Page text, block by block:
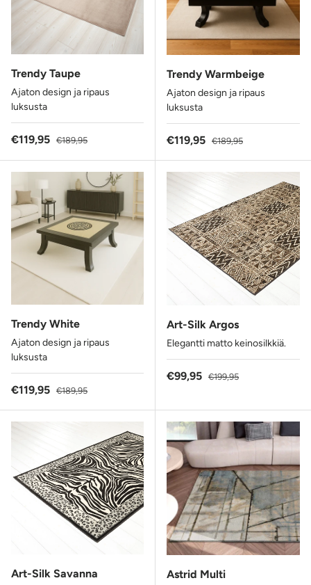
Trendy Taupe
Ajaton design ja ripaus
luksusta
Alennushinta
€119,95 Normaalihinta
€189,95
Trendy Warmbeige
Ajaton design ja ripaus
luksusta
Alennushinta
€119,95 Normaalihinta
€189,95
Trendy White
Ajaton design ja ripaus
luksusta
Alennushinta
€119,95 Normaalihinta
€189,95
Art-Silk Argos
Elegantti matto keinosilkkiä.
Alennushinta
€99,95 Normaalihinta
€199,95
Art-Silk Savanna Astrid Multi